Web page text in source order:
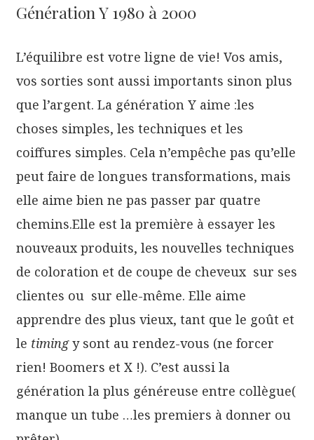
Génération Y 1980 à 2000
L’équilibre est votre ligne de vie! Vos amis,
vos sorties sont aussi importants sinon plus
que l’argent. La génération Y aime :les
choses simples, les techniques et les
coiffures simples. Cela n’empêche pas qu’elle
peut faire de longues transformations, mais
elle aime bien ne pas passer par quatre
chemins.Elle est la première à essayer les
nouveaux produits, les nouvelles techniques
de coloration et de coupe de cheveux sur ses
clientes ou sur elle-même. Elle aime
apprendre des plus vieux, tant que le goût et
le timingy sont au rendez-vous (ne forcer
rien! Boomers et X !). C’est aussi la
génération la plus généreuse entre collègue(
manque un tube …les premiers à donner ou